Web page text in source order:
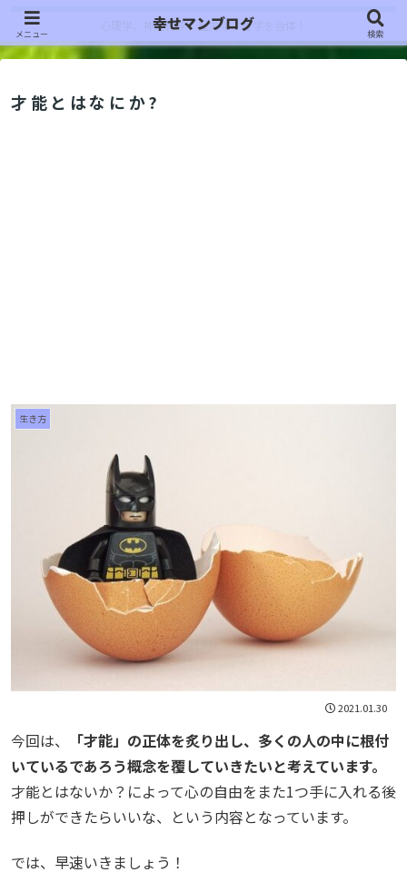
心理学、神経科学、歴史学、哲学を合体！
才能とはなにか?
生き方
2021.01.30
今回は、
「才能」の正体を炙り出し、多くの人の中に根付
いているであろう概念を覆していきたいと考えています。
才能とはないか？によって心の自由をまた1つ手に入れる後
押しができたらいいな、という内容となっています。
では、早速いきましょう！
メニュー
幸せマンブログ
検索